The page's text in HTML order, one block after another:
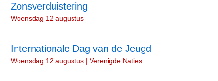
Zonsverduistering
Woensdag 12 augustus
Internationale Dag van de Jeugd
Woensdag 12 augustus | Verenigde Naties